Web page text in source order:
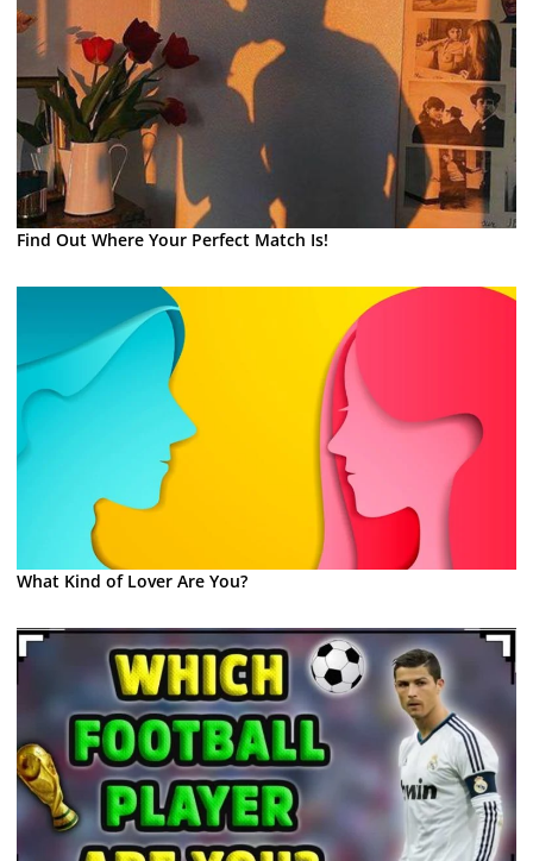
Find Out Where Your Perfect Match Is!
What Kind of Lover Are You?